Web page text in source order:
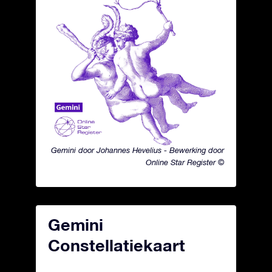
Gemini door Johannes Hevelius - Bewerking door
Online Star Register ©
Gemini
Constellatiekaart